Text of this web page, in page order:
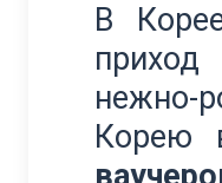
В
нежно-
Корею